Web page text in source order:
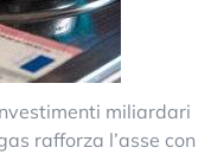
miliardari
rafforza l’asse con